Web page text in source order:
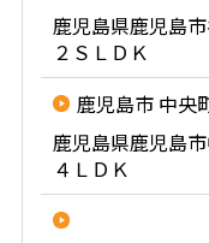
鹿児島県鹿児島
２ＳＬＤＫ
鹿児島市 中央
鹿児島県鹿児島
４ＬＤＫ